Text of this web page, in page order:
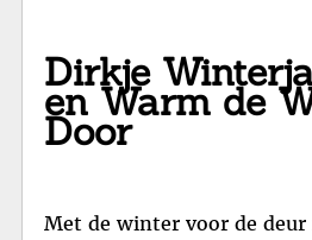
Dirkje
en Warm de
Door
Met de winter voor de